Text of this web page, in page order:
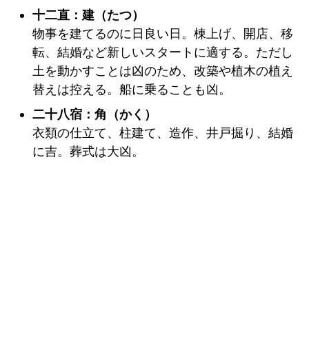
十二直：建（たつ）
物事を建てるのに日良い日。棟上げ、開店、移
転、結婚など新しいスタートに適する。ただし
土を動かすことは凶のため、改築や植木の植え
替えは控える。船に乗ることも凶。
二十八宿：角（かく）
衣類の仕立て、柱建て、造作、井戸掘り、結婚
に吉。葬式は大凶。